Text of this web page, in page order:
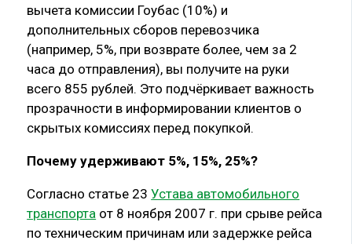
вычета комиссии Гоубас (10%) и
дополнительных сборов перевозчика
(например, 5%, при возврате более, чем за 2
часа до отправления), вы получите на руки
всего 855 рублей. Это подчёркивает важность
прозрачности в информировании клиентов о
скрытых комиссиях перед покупкой.
Почему удерживают 5%, 15%, 25%?
Согласно статье 23Устава автомобильного
транспорта от 8 ноября 2007 г. при срыве рейса
по техническим причинам или задержке рейса